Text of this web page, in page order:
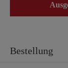
Bestellung